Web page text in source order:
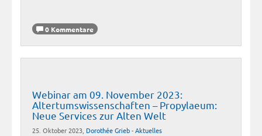
0 Kommentare
Webinar am 09. November 2023:
Altertumswissenschaften – Propylaeum:
Neue Services zur Alten Welt
25. Oktober 2023, Dorothée Grieb-Aktuelles